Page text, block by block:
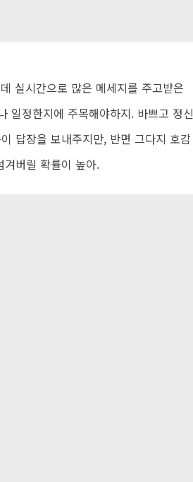
실시간으로 많은 메세지를 주고받은
일정한지에 주목해야하지. 바쁘고 정신
답장을 보내주지만, 반면 그다지 호감
버릴 확률이 높아.